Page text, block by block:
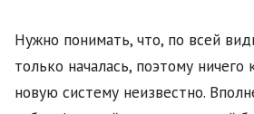
Нужно понимать, что, по всей
только началась, поэтому ничего
новую систему неизвестно.